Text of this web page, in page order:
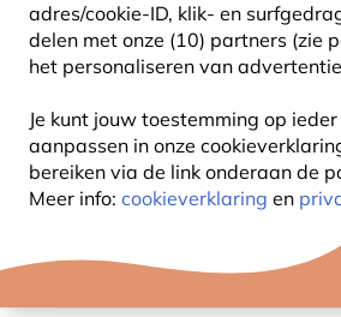
adres/cookie-ID, klik- en
delen met onze (10) partners (zie
het personaliseren van
Je kunt jouw toestemming op
aanpassen in onze
bereiken via de link onderaan de
Meer info: cookieverklaring en